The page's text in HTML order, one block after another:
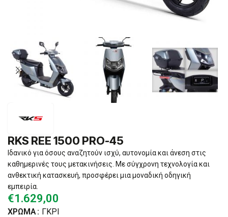
RKS REE 1500 PRO-45
Ιδανικό για όσους αναζητούν ισχύ, αυτονομία και άνεση στις
καθημερινές τους μετακινήσεις. Με σύγχρονη τεχνολογία και
ανθεκτική κατασκευή, προσφέρει μια μοναδική οδηγική
εμπειρία.
€1.629,00
ΧΡΏΜΑ ΓΚΡΙ